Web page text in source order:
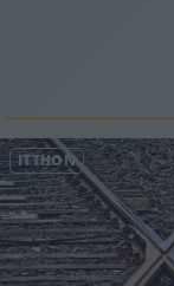
ITTHON